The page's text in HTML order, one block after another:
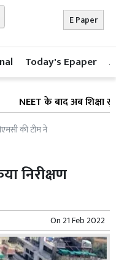
E Paper
Today's Epaper
NEET के बाद अब शिक्षा
की टीम ने
निरीक्षण
On21 Feb 2022